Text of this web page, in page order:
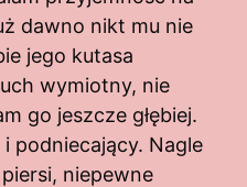
dawno nikt mu nie
jego kutasa
wymiotny, nie
go jeszcze głębiej.
podniecający. Nagle
piersi, niepewne